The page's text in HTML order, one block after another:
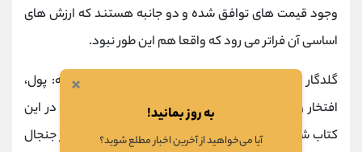
وجود قیمت های توافق شده و دو جانبه هستند که ارزش های
اساسی آن فراتر می رود که واقعا هم این طور نبود.
گلدگار در سال 2007 میلادی کتابی با نام جنون گل لاله: پول،
افتخار و دانش در عصر طلایی کشور هلند ارائه داد. او در این
کتاب شواهد بسیار زیادی ارائه می کند که داستان بسیار جنجال
×
به روز بمانید!
آیا می‌خواهید از آخرین اخبار مطلع شوید؟